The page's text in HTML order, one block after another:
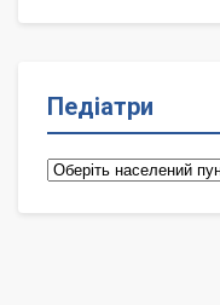
Педіатри
Педіатри